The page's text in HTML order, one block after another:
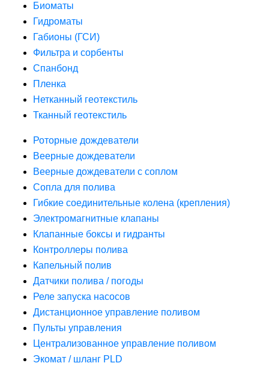
Биоматы
Гидроматы
Габионы (ГСИ)
Фильтра и сорбенты
Спанбонд
Пленка
Нетканный геотекстиль
Тканный геотекстиль
Роторные дождеватели
Веерные дождеватели
Веерные дождеватели с соплом
Сопла для полива
Гибкие соединительные колена (крепления)
Электромагнитные клапаны
Клапанные боксы и гидранты
Контроллеры полива
Капельный полив
Датчики полива / погоды
Реле запуска насосов
Дистанционное управление поливом
Пульты управления
Централизованное управление поливом
Экомат / шланг PLD